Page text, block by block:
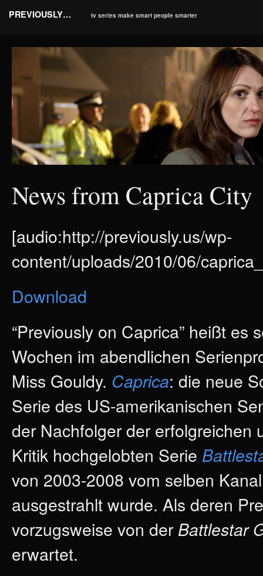
PREVIOUSLY… tv series make smart people smarter
News from Caprica City
[audio:http://previously.us/wp-
content/uploads/2010/06/
Download
“Previously on Caprica” heißt es
Wochen im abendlichen
Miss Gouldy. Caprica: die neue
Serie des US-amerikanischen
der Nachfolger der erfolgreichen
Kritik hochgelobten Serie
von 2003-2008 vom selben
ausgestrahlt wurde. Als deren
vorzugsweise von der Battlestar
erwartet.